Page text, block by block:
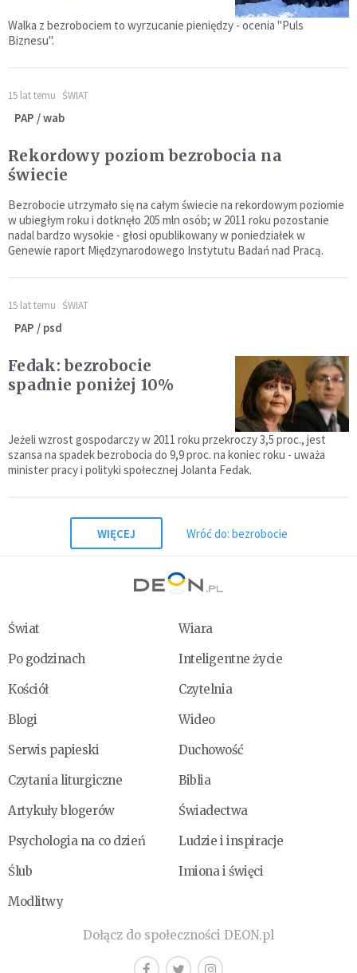
Walka z bezrobociem to wyrzucanie pieniędzy - ocenia "Puls
Biznesu".
15 lat temu ŚWIAT
PAP / wab
Rekordowy poziom bezrobocia na
świecie
Bezrobocie utrzymało się na całym świecie na rekordowym poziomie
w ubiegłym roku i dotknęło 205 mln osób; w 2011 roku pozostanie
nadal bardzo wysokie - głosi opublikowany w poniedziałek w
Genewie raport Międzynarodowego Instytutu Badań nad Pracą.
15 lat temu ŚWIAT
PAP / psd
Fedak: bezrobocie
spadnie poniżej 10%
Jeżeli wzrost gospodarczy w 2011 roku przekroczy 3,5 proc., jest
szansa na spadek bezrobocia do 9,9 proc. na koniec roku - uważa
minister pracy i polityki społecznej Jolanta Fedak.
WIĘCEJ Wróć do: bezrobocie
Świat
Wiara
Po godzinach
Inteligentne życie
Kościół
Czytelnia
Blogi
Wideo
Serwis papieski
Duchowość
Czytania liturgiczne
Biblia
Artykuły blogerów
Świadectwa
Psychologia na co dzień
Ludzie i inspiracje
Ślub
Imiona i święci
Modlitwy
Dołącz do społeczności DEON.pl